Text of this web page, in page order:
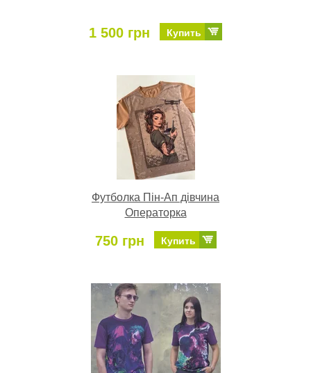
1 500 грн Купить
Футболка Пін-Ап дівчина
Операторка
750 грн Купить